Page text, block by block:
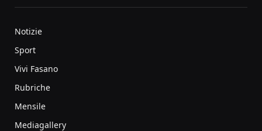
Notizie
Sport
Vivi Fasano
Rubriche
Mensile
Mediagallery